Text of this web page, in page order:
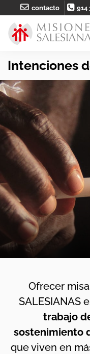
contacto 914
Intenciones
Ofrecer
SALESIANAS
trabajo
sostenimiento
que viven en